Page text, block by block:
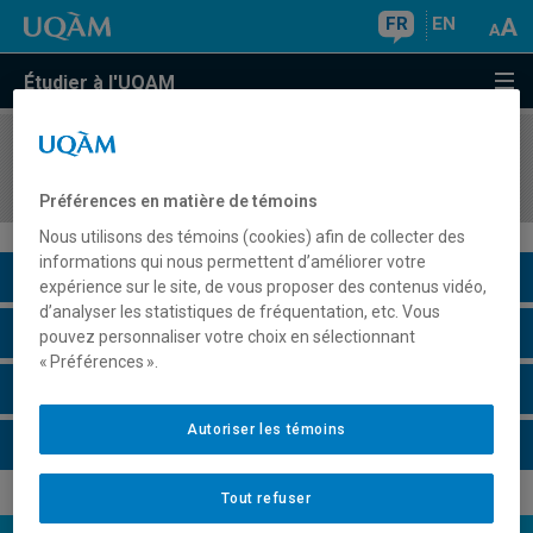
FR EN
Étudier à l'UQAM
COURS//
Description du cours
Horaire - Été 2026
Préférences en matière de témoins
Nous utilisons des témoins (cookies) afin de collecter des
informations qui nous permettent d’améliorer votre
expérience sur le site, de vous proposer des contenus vidéo,
d’analyser les statistiques de fréquentation, etc. Vous
pouvez personnaliser votre choix en sélectionnant
« Préférences ».
Tout refuser
Autoriser les témoins